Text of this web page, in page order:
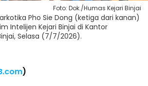
Foto: Dok./Humas Kejari Binjai
Pho Sie Dong (ketiga dari kanan)
Intelijen Kejari Binjai di Kantor
Selasa (7/7/2026).
)